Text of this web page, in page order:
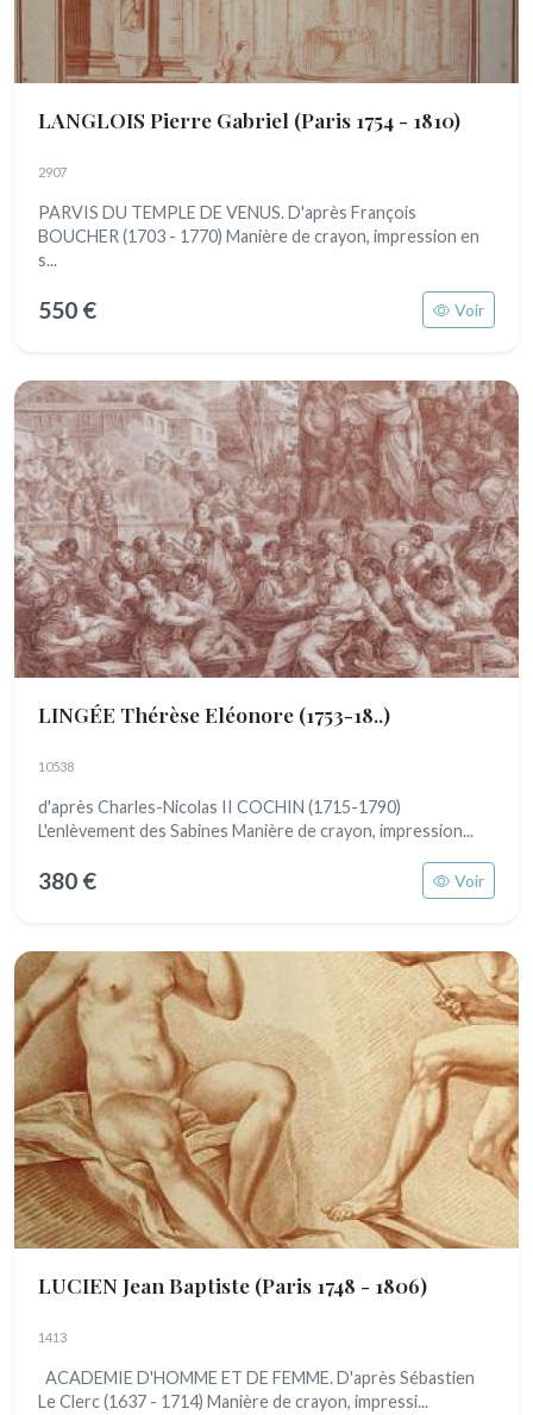
LANGLOIS Pierre Gabriel (Paris 1754 - 1810)
2907
PARVIS DU TEMPLE DE VENUS. D'après François
BOUCHER (1703 - 1770) Manière de crayon, impression en
s...
550 € Voir
LINGÉE Thérèse Eléonore (1753-18..)
10538
d'après Charles-Nicolas II COCHIN (1715-1790)
L'enlèvement des Sabines Manière de crayon, impression...
380 € Voir
LUCIEN Jean Baptiste (Paris 1748 - 1806)
1413
ACADEMIE D'HOMME ET DE FEMME. D'après Sébastien
Le Clerc (1637 - 1714) Manière de crayon, impressi...